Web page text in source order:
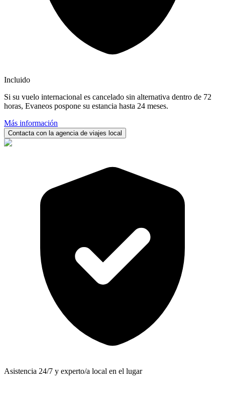
Incluido
Si su vuelo internacional es cancelado sin alternativa dentro de 72
horas, Evaneos pospone su estancia hasta 24 meses.
Más información
Contacta con la agencia de viajes local
Asistencia 24/7 y experto/a local en el lugar